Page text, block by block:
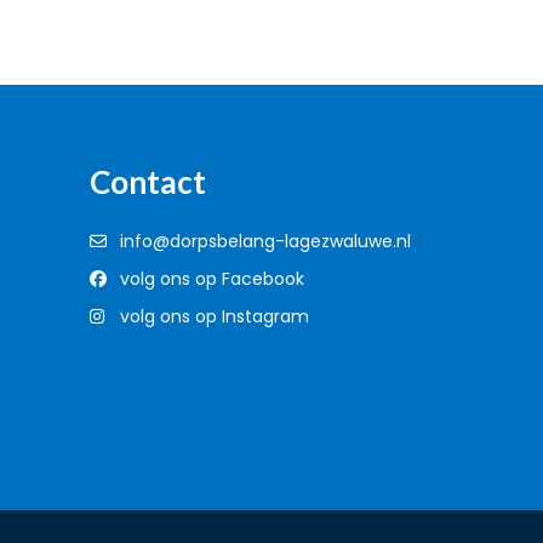
Contact
info@dorpsbelang-lagezwaluwe.nl
volg ons op Facebook
volg ons op Instagram